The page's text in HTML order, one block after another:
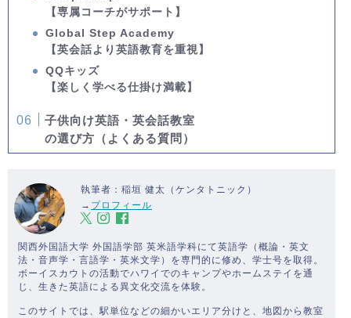
【専属コーチがサポート】
Global Step Academy
【英会話より英語教育を重視】
QQキッズ
【楽しく学べる仕掛け満載】
子供向け英語・英会話教室
の選び方（よくある質問）
執筆者：稲垣 健太（ケンタトニック）
→ プロフィール
関西外国語大学 外国語学部 英米語学科にて英語学（概論・英文
法・音声学・言語学・英米文学）を専門的に修め、学士号を取得。
ボーイスカウトの活動でハワイでのキャンプやホームステイを通
じ、生きた英語による異文化交流を体験。
このサイトでは、駅単位などの細かいエリア分けと、地図から教室